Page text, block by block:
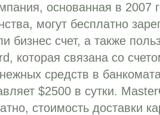
основанная в 2007
могут бесплатно
бизнес счет, а также
которая связана со
средств в
$2500 в сутки.
стоимость доставки